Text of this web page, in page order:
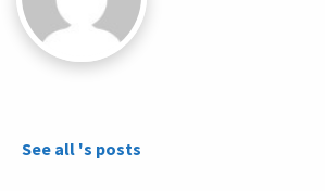
See all 's posts